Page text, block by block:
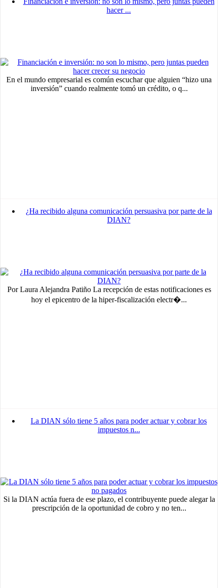
hacer ...
En el mundo empresarial es común escuchar que alguien “hizo una
inversión” cuando realmente tomó un crédito, o q...
¿Ha recibido alguna comunicación persuasiva por parte de la
DIAN?
Por Laura Alejandra Patiño La recepción de estas notificaciones es
hoy el epicentro de la hiper-fiscalización electr�...
La DIAN sólo tiene 5 años para poder actuar y cobrar los
impuestos n...
Si la DIAN actúa fuera de ese plazo, el contribuyente puede alegar la
prescripción de la oportunidad de cobro y no ten...